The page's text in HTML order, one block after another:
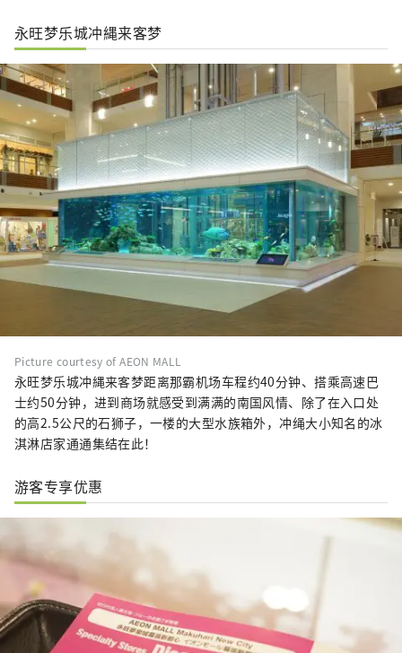
永旺梦乐城冲縄来客梦
Picture courtesy of AEON MALL
永旺梦乐城冲縄来客梦距离那霸机场车程约40分钟、搭乘高速巴
士约50分钟，进到商场就感受到满满的南国风情、除了在入口处
的高2.5公尺的石狮子，一楼的大型水族箱外，冲绳大小知名的冰
淇淋店家通通集结在此！
游客专享优惠